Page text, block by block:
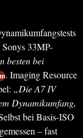
33MP-
besten bei
. Imaging Resource
„Die A7 IV
Dynamikumfang,
bei Basis-ISO
– fast